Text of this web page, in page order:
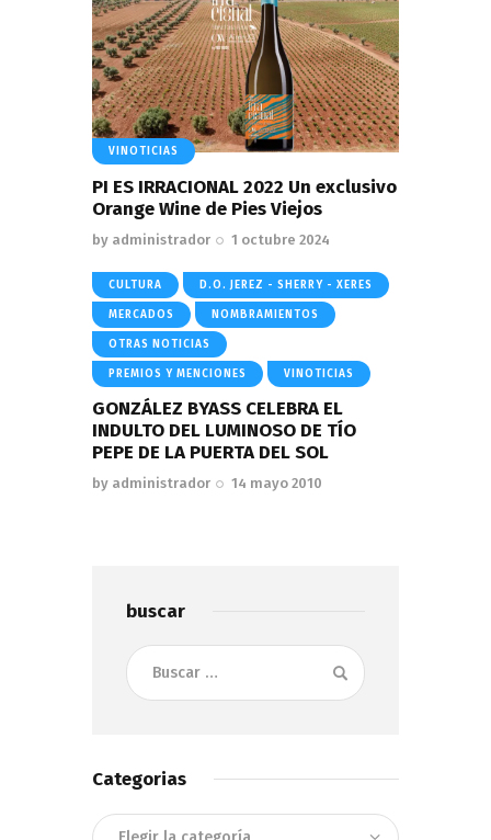
VINOTICIAS
PI ES IRRACIONAL 2022 Un exclusivo
Orange Wine de Pies Viejos
by administrador 1 octubre 2024
CULTURA D.O. JEREZ - SHERRY - XERES
MERCADOS NOMBRAMIENTOS
OTRAS NOTICIAS
PREMIOS Y MENCIONES VINOTICIAS
GONZÁLEZ BYASS CELEBRA EL
INDULTO DEL LUMINOSO DE TÍO
PEPE DE LA PUERTA DEL SOL
by administrador 14 mayo 2010
buscar
Buscar:
Categorias
Categorias